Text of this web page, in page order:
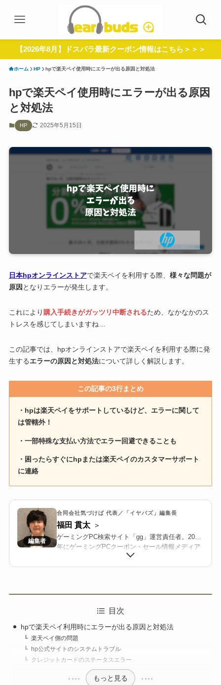
【2026年8月】ドスパラ最新クーポン情報はこちら＞＞＞
ホーム HP hpで楽天ペイ使用時にエラーが出る原因と対処法
hpで楽天ペイ使用時にエラーが出る原因
と対処法
HP 2025年5月15日
日本hpオンラインストアで楽天ペイを利用する際、 様々な問題が
原因 となりエラーが発生します。
これにより 購入手続きがガッツリ中断されるため、なかなかのス
トレスを感じてしまいますね…
この記事では、hpオンラインストアで楽天ペイを利用する際に発
生する エラーの原因と対処法について詳しく解説します。
この記事の3行まとめ
・hpは楽天ペイをサポートしているけど、エラーに関して
は管轄外！
・一部特殊な支払い方法でエラー回避できることも
・困ったらすぐにhpまたは楽天ペイのカスタマーサポート
に連絡
合同会社気づけば 代表／「イヤバズ」編集長
福田 貫太
ゲーミングPC検索サイト「gg」運営責任者。2018
年にゲーミングPCクーポン・セール情報メディア
「イヤバズ」の運営を開始。2022年に合同会社気
づけばを設立し、BTOメーカーと連携した限定ク
索サイト「gg」を立ち上げ、価格/在庫/セール情報
を整理・可視化し、メーカー横断で比較検討しや
すい環境を構築している。業界歴10年以上。
目次
hpで楽天ペイ利用時にエラーが出る原因と対処法
楽天ペイ側の問題
hp公式サイトのシステムトラブル
クレジットカードのステータスエラー
もっと見る